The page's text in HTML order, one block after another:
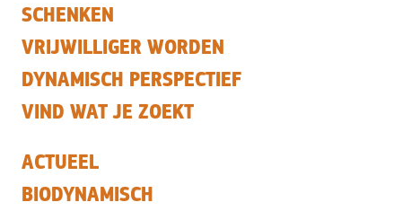
SCHENKEN
VRIJWILLIGER WORDEN
DYNAMISCH PERSPECTIEF
VIND WAT JE ZOEKT
ACTUEEL
BIODYNAMISCH